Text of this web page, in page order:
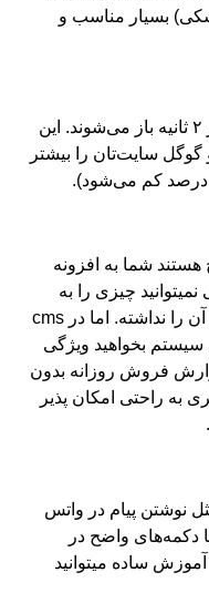
بسیار مناسب و
با cms اختصاصی صفحات در کمتر از ۲ ثانیه باز می‌شوند. این
سایت‌تان را بیشتر
شما به افزونه
چیزی را به
سایت اضافه کنید که وردپرس از قبل آن را نداشته. اما در cms
بخواهید ویژگی
فروش روزانه بدون
به راحتی امکان پذیر
نوشتن پیام در واتس
دکمه‌های واضح در
ساده میتوانید